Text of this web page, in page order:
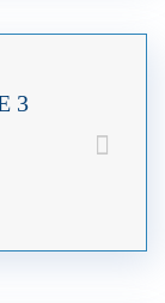
3